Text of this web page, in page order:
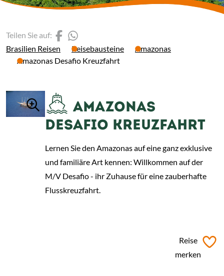
Brasilien Reisen Reisebausteine
Amazonas
Amazonas Desafio Kreuzfahrt
Teilen Sie auf: (Link öffnet einen neuen
AMAZONAS
DESAFIO KREUZFAHRT
Lernen Sie den Amazonas auf eine ganz exklusive
und familiäre Art kennen: Willkommen auf der
M/V Desafio - ihr Zuhause für eine zauberhafte
Flusskreuzfahrt.
Reise
merken